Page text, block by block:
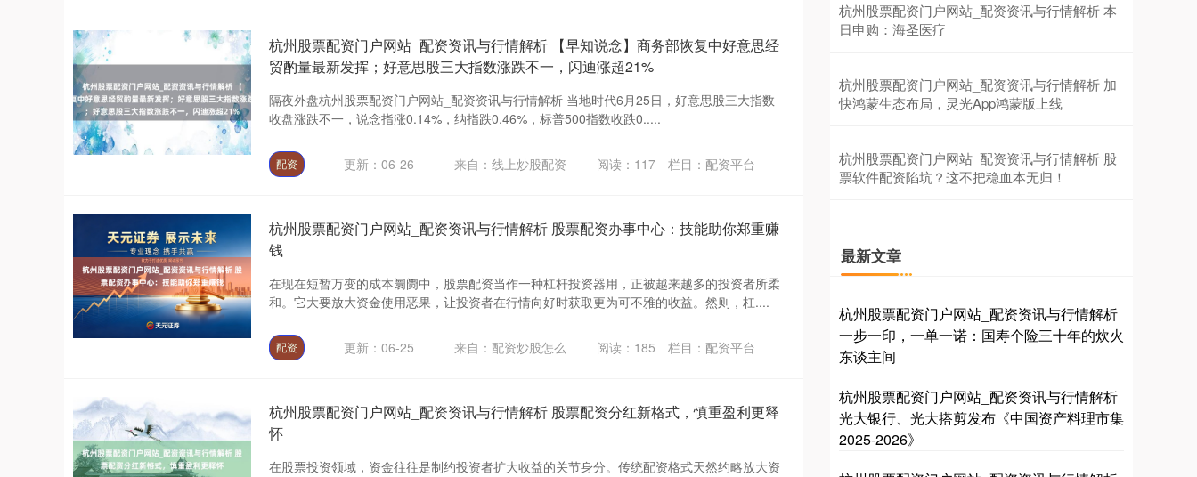
杭州股票配资门户网站_配资资讯与行情解析 【早知说念】商务部恢复中好意思经
贸酌量最新发挥；好意思股三大指数涨跌不一，闪迪涨超21%
隔夜外盘杭州股票配资门户网站_配资资讯与行情解析 当地时代6月25日，好意思股三大指数
收盘涨跌不一，说念指涨0.14%，纳指跌0.46%，标普500指数收跌0.....
配资 更新：06-26 来自：线上炒股配资 阅读： 117 栏目： 配资平台
杭州股票配资门户网站_配资资讯与行情解析 股票配资办事中心：技能助你郑重赚
钱
在现在短暂万变的成本阛阓中，股票配资当作一种杠杆投资器用，正被越来越多的投资者所柔
和。它大要放大资金使用恶果，让投资者在行情向好时获取更为可不雅的收益。然则，杠....
配资 更新：06-25 来自：配资炒股怎么 阅读： 185 栏目： 配资平台
杭州股票配资门户网站_配资资讯与行情解析 股票配资分红新格式，慎重盈利更释
怀
在股票投资领域，资金往往是制约投资者扩大收益的关节身分。传统配资格式天然约略放大资
创业板指 3563.12 +47.56 +1.35%
杭州股票配资门户网站_配资资讯与行情解析 本
日申购：海圣医疗
杭州股票配资门户网站_配资资讯与行情解析 加
快鸿蒙生态布局，灵光App鸿蒙版上线
杭州股票配资门户网站_配资资讯与行情解析 股
票软件配资陷坑？这不把稳血本无归！
最新文章
杭州股票配资门户网站_配资资讯与行情解析
一步一印，一单一诺：国寿个险三十年的炊火
东谈主间
杭州股票配资门户网站_配资资讯与行情解析
光大银行、光大搭剪发布《中国资产料理市集
2025-2026》